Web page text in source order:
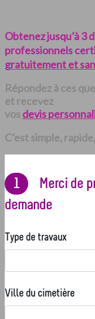
Obtenez jusqu’à 3
professionnels
gratuitement et
Répondez à ces
et recevez
vos devis
C’est simple,